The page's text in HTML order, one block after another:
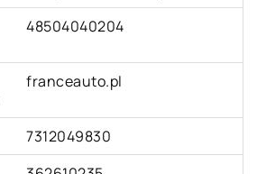
48504040204
franceauto.pl
7312049830